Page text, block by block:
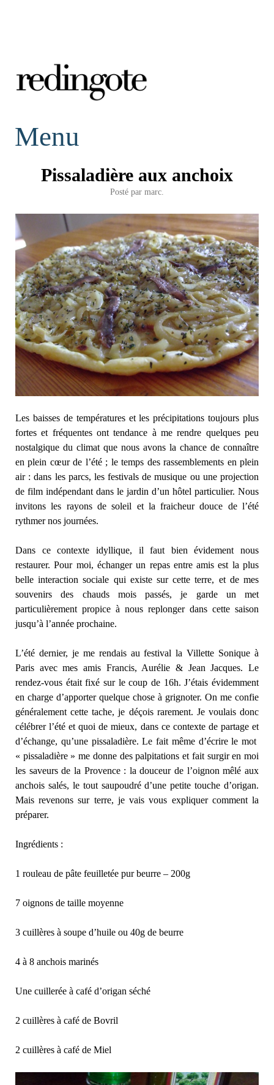
redingote.
Menu
Pissaladière aux anchoix
Posté par marc.
Les baisses de températures et les précipitations toujours plus
fortes et fréquentes ont tendance à me rendre quelques peu
nostalgique du climat que nous avons la chance de connaître
en plein cœur de l’été ; le temps des rassemblements en plein
air : dans les parcs, les festivals de musique ou une projection
de film indépendant dans le jardin d’un hôtel particulier. Nous
invitons les rayons de soleil et la fraicheur douce de l’été
rythmer nos journées.
Dans ce contexte idyllique, il faut bien évidement nous
restaurer. Pour moi, échanger un repas entre amis est la plus
belle interaction sociale qui existe sur cette terre, et de mes
souvenirs des chauds mois passés, je garde un met
particulièrement propice à nous replonger dans cette saison
jusqu’à l’année prochaine.
L’été dernier, je me rendais au festival la Villette Sonique à
Paris avec mes amis Francis, Aurélie & Jean Jacques. Le
rendez-vous était fixé sur le coup de 16h. J’étais évidemment
en charge d’apporter quelque chose à grignoter. On me confie
généralement cette tache, je déçois rarement. Je voulais donc
célébrer l’été et quoi de mieux, dans ce contexte de partage et
d’échange, qu’une pissaladière. Le fait même d’écrire le mot
« pissaladière » me donne des palpitations et fait surgir en moi
les saveurs de la Provence : la douceur de l’oignon mêlé aux
anchois salés, le tout saupoudré d’une petite touche d’origan.
Mais revenons sur terre, je vais vous expliquer comment la
préparer.
Ingrédients :
1 rouleau de pâte feuilletée pur beurre – 200g
7 oignons de taille moyenne
3 cuillères à soupe d’huile ou 40g de beurre
4 à 8 anchois marinés
Une cuillerée à café d’origan séché
2 cuillères à café de Bovril
2 cuillères à café de Miel